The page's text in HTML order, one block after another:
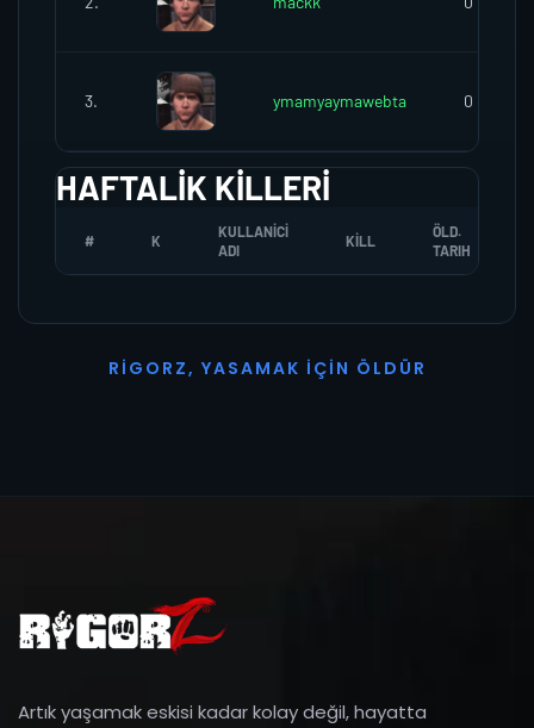
3. ymamyaymawebta 0
HAFTALIK KILLERI
# K
KULLANICI
ADI
KILL
ÖLD.
TARIH
R I G O R Z, YASAMAK İ ÇI N Ö L D Ü R
Artık yaşamak eskisi kadar kolay değil, hayatta